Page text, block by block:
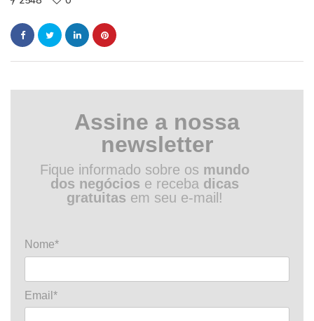
Assine a nossa
newsletter
Fique informado sobre os mundo
dos negócios e receba dicas
gratuitas em seu e-mail!
Nome*
Email*